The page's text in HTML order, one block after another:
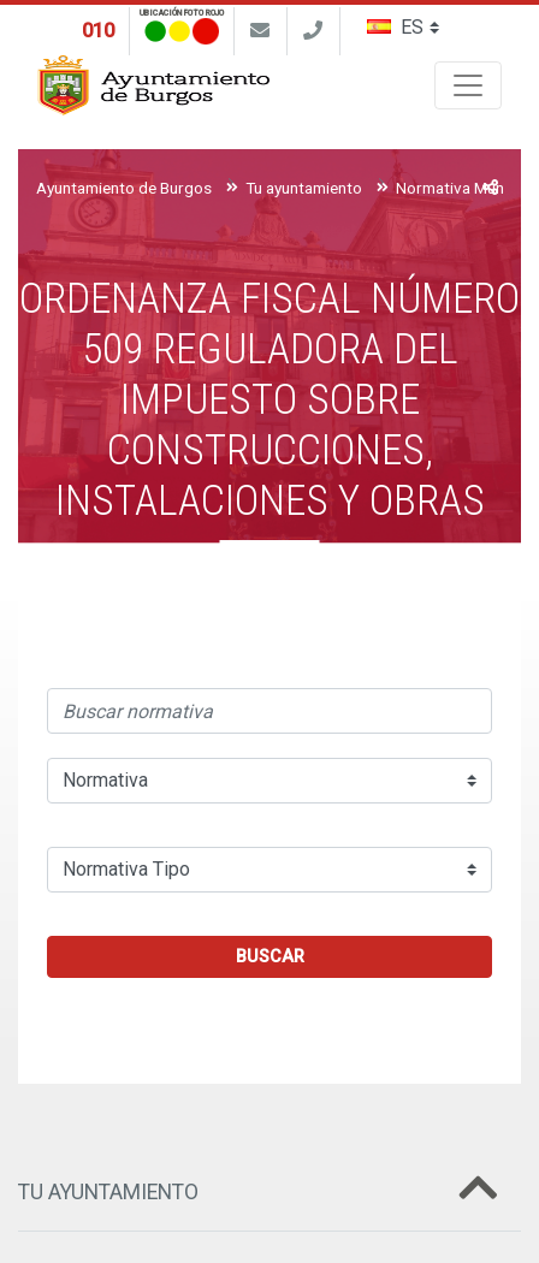
010
UBICACIÓN FOTO ROJO
Ayuntamiento de Burgos Tu ayuntamiento Normativa
ORDENANZA FISCAL NÚMERO
509 REGULADORA DEL
IMPUESTO SOBRE
CONSTRUCCIONES,
INSTALACIONES Y OBRAS
BUSCAR
TU AYUNTAMIENTO